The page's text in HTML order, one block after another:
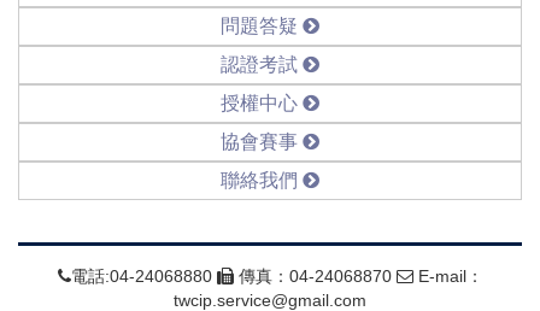
問題答疑
認證考試
授權中心
協會賽事
聯絡我們
電話:04-24068880 傳真：04-24068870
E-mail：
twcip.service@gmail.com